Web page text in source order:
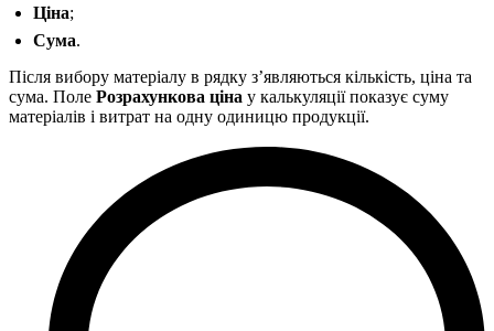
Ціна;
Сума.
Після вибору матеріалу в рядку зʼявляються кількість, ціна та
сума. Поле Розрахункова ціна у калькуляції показує суму
матеріалів і витрат на одну одиницю продукції.